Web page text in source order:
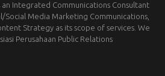
an Integrated Communications Consultant
Social Media Marketing Communications,
Strategy as its scope of services. We
Perusahaan Public Relations